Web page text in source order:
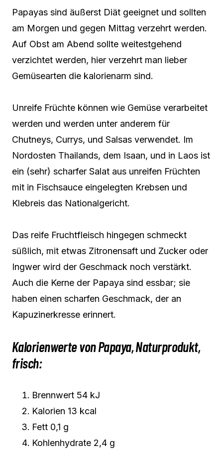
Papayas sind äußerst Diät geeignet und sollten
am Morgen und gegen Mittag verzehrt werden.
Auf Obst am Abend sollte weitestgehend
verzichtet werden, hier verzehrt man lieber
Gemüsearten die kalorienarm sind.
Unreife Früchte können wie Gemüse verarbeitet
werden und werden unter anderem für
Chutneys, Currys, und Salsas verwendet. Im
Nordosten Thailands, dem Isaan, und in Laos ist
ein (sehr) scharfer Salat aus unreifen Früchten
mit in Fischsauce eingelegten Krebsen und
Klebreis das Nationalgericht.
Das reife Fruchtfleisch hingegen schmeckt
süßlich, mit etwas Zitronensaft und Zucker oder
Ingwer wird der Geschmack noch verstärkt.
Auch die Kerne der Papaya sind essbar; sie
haben einen scharfen Geschmack, der an
Kapuzinerkresse erinnert.
Kalorienwerte von Papaya, Naturprodukt,
frisch:
Brennwert 54 kJ
Kalorien 13 kcal
Fett 0,1 g
Kohlenhydrate 2,4 g